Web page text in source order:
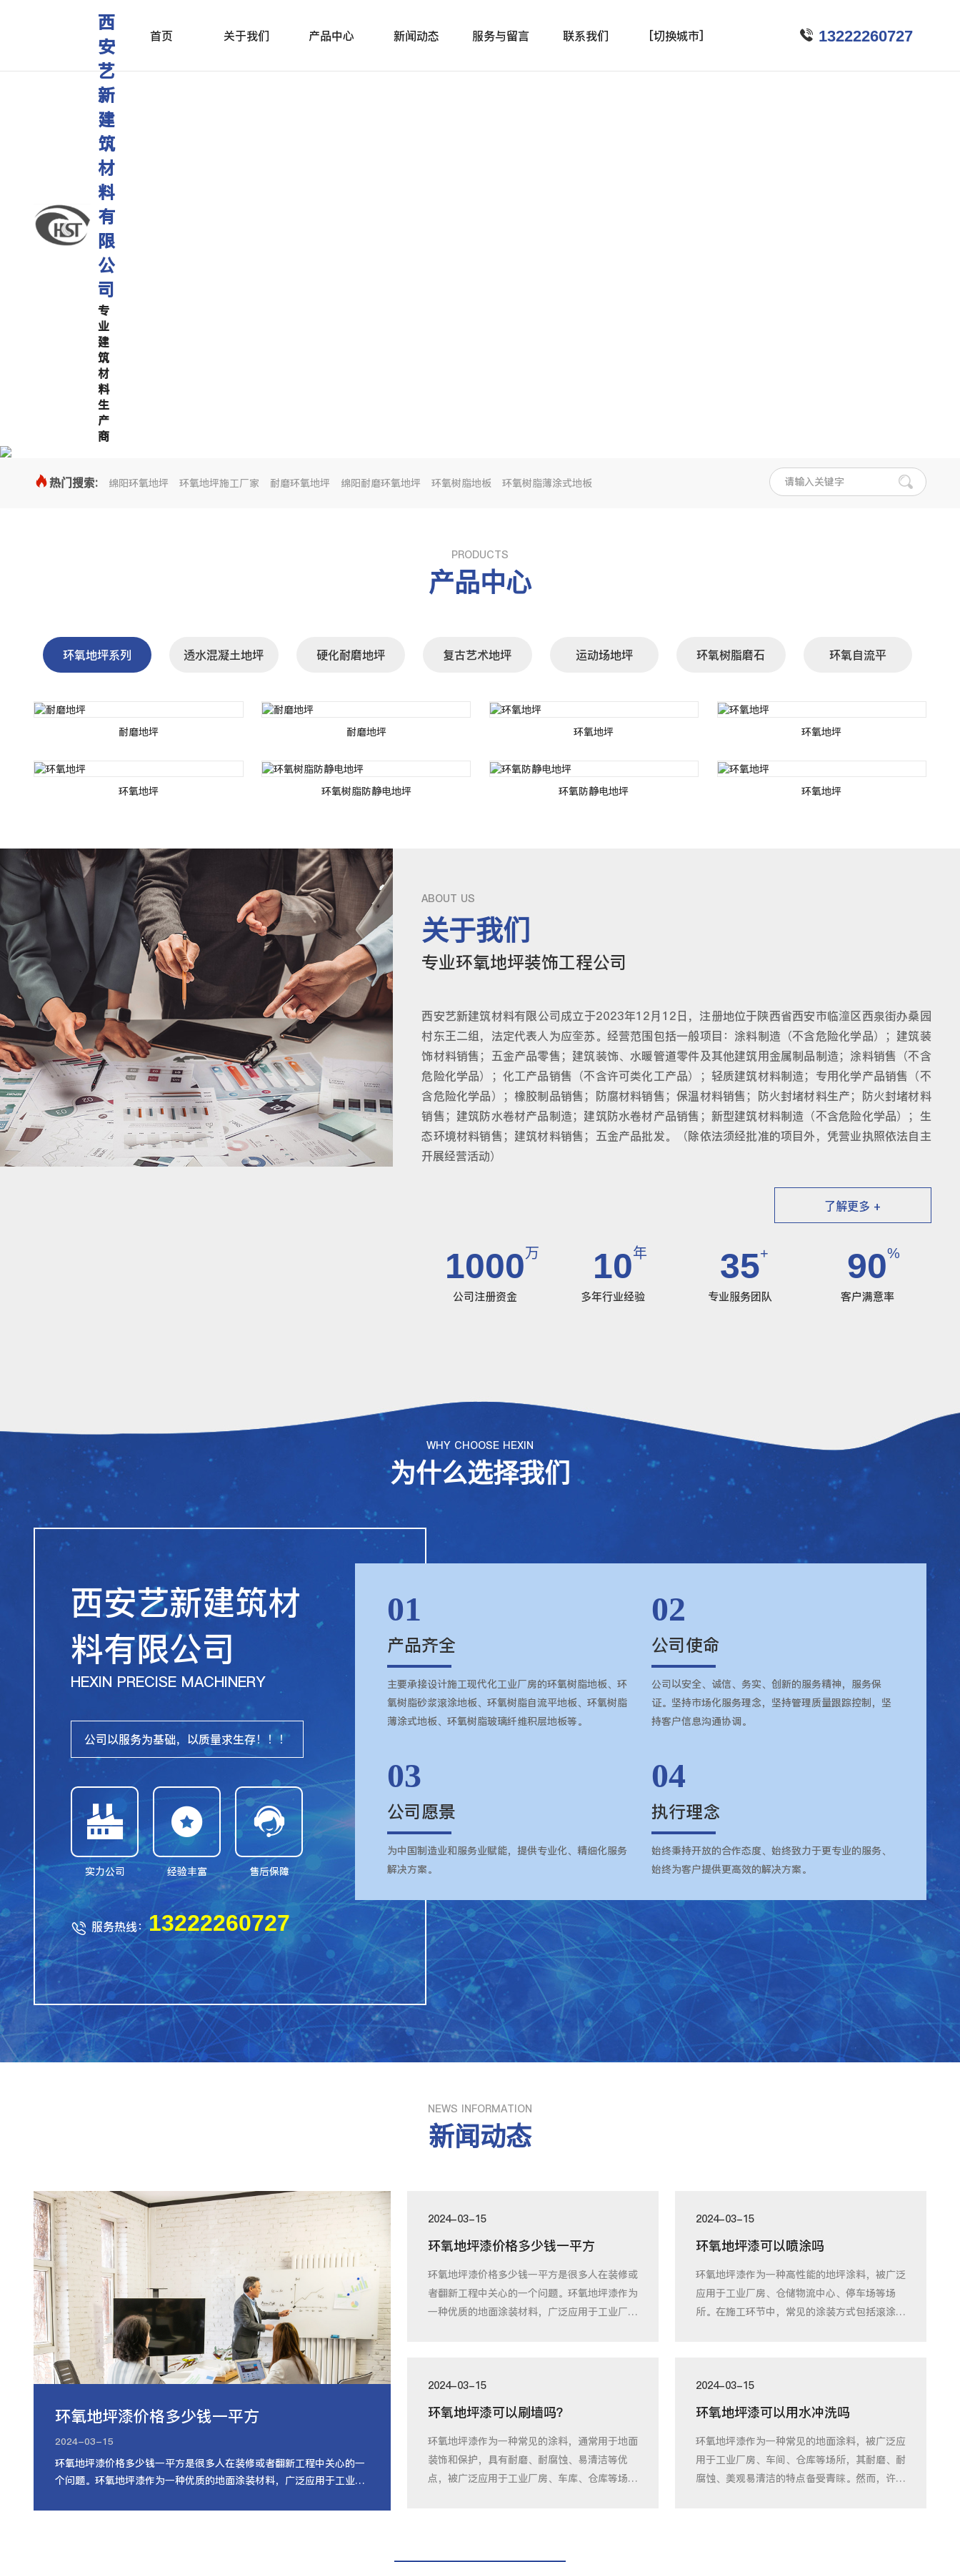
西
安
艺
新
建
筑
材
料
有
限
公
司
专
业
建
筑
材
料
生
产
商
首页 关于我们 产品中心 新闻动态 服务与留言 联系我们 [切换城市]  13222260727
热门搜索: 绵阳环氧地坪 环氧地坪施工厂家 耐磨环氧地坪 绵阳耐磨环氧地坪 环氧树脂地板 环氧树脂薄涂式地板
PRODUCTS
产品中心
环氧地坪系列 透水混凝土地坪 硬化耐磨地坪 复古艺术地坪 运动场地坪 环氧树脂磨石 环氧自流平
耐磨地坪 耐磨地坪 环氧地坪 环氧地坪
环氧地坪 环氧树脂防静电地坪 环氧防静电地坪 环氧地坪
ABOUT US
关于我们
专业环氧地坪装饰工程公司
西安艺新建筑材料有限公司成立于2023年12月12日，注册地位于陕西省西安市临潼区西泉街办桑园
村东王二组，法定代表人为应奎苏。经营范围包括一般项目：涂料制造（不含危险化学品）；建筑装
饰材料销售；五金产品零售；建筑装饰、水暖管道零件及其他建筑用金属制品制造；涂料销售（不含
危险化学品）；化工产品销售（不含许可类化工产品）；轻质建筑材料制造；专用化学产品销售（不
含危险化学品）；橡胶制品销售；防腐材料销售；保温材料销售；防火封堵材料生产；防火封堵材料
销售；建筑防水卷材产品制造；建筑防水卷材产品销售；新型建筑材料制造（不含危险化学品）；生
态环境材料销售；建筑材料销售；五金产品批发。（除依法须经批准的项目外，凭营业执照依法自主
开展经营活动）
了解更多 +
1000万
公司注册资金
10年
多年行业经验
35+
专业服务团队
90%
客户满意率
WHY CHOOSE HEXIN
为什么选择我们
西安艺新建筑材
料有限公司
HEXIN PRECISE MACHINERY
公司以服务为基础，以质量求生存！！！

实力公司

经验丰富

售后保障
 服务热线：13222260727
01
产品齐全
主要承接设计施工现代化工业厂房的环氧树脂地板、环
氧树脂砂浆滚涂地板、环氧树脂自流平地板、环氧树脂
薄涂式地板、环氧树脂玻璃纤维积层地板等。
02
公司使命
公司以安全、诚信、务实、创新的服务精神，服务保
证。坚持市场化服务理念，坚持管理质量跟踪控制，坚
持客户信息沟通协调。
03
公司愿景
为中国制造业和服务业赋能，提供专业化、精细化服务
解决方案。
04
执行理念
始终秉持开放的合作态度、始终致力于更专业的服务、
始终为客户提供更高效的解决方案。
NEWS INFORMATION
新闻动态
环氧地坪漆价格多少钱一平方
2024-03-15
环氧地坪漆价格多少钱一平方是很多人在装修或者翻新工程中关心的一
个问题。环氧地坪漆作为一种优质的地面涂装材料，广泛应用于工业厂
2024-03-15
环氧地坪漆价格多少钱一平方
环氧地坪漆价格多少钱一平方是很多人在装修或
者翻新工程中关心的一个问题。环氧地坪漆作为
一种优质的地面涂装材料，广泛应用于工业厂
2024-03-15
环氧地坪漆可以喷涂吗
环氧地坪漆作为一种高性能的地坪涂料，被广泛
应用于工业厂房、仓储物流中心、停车场等场
所。在施工环节中，常见的涂装方式包括滚涂、
2024-03-15
环氧地坪漆可以刷墙吗？
环氧地坪漆作为一种常见的涂料，通常用于地面
装饰和保护，具有耐磨、耐腐蚀、易清洁等优
点，被广泛应用于工业厂房、车库、仓库等场
2024-03-15
环氧地坪漆可以用水冲洗吗
环氧地坪漆作为一种常见的地面涂料，被广泛应
用于工业厂房、车间、仓库等场所，其耐磨、耐
腐蚀、美观易清洁的特点备受青睐。然而，许多